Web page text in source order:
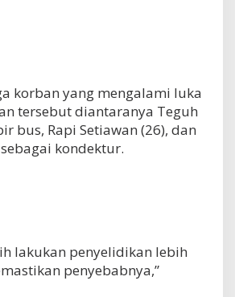
korban yang mengalami luka
tersebut diantaranya Teguh
bus, Rapi Setiawan (26), dan
kondektur.
lakukan penyelidikan lebih
penyebabnya,”